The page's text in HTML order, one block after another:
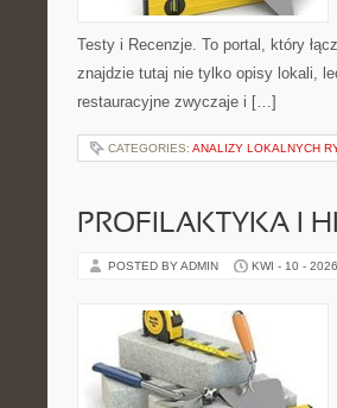
Testy i Recenzje. To portal, który
znajdzie tutaj nie tylko opisy lokali,
restauracyjne zwyczaje i […]
CATEGORIES: ANALIZY LOKALNYCH
PROFILAKTYKA I
POSTED BY ADMIN KWI - 10 - 2026